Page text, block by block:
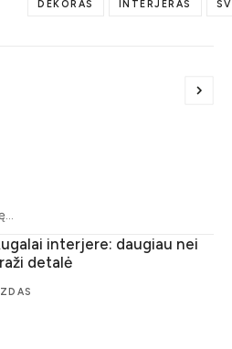
DEKORAS INTERJERAS
interjere: daugiau nei
detalė